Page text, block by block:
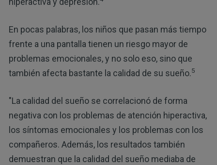
En pocas palabras, los niños que pasan más tiempo
frente a una pantalla tienen un riesgo mayor de
problemas emocionales, y no solo eso, sino que
también afecta bastante la calidad de su sueño.5
"La calidad del sueño se correlacionó de forma
negativa con los problemas de atención hiperactiva,
los síntomas emocionales y los problemas con los
compañeros. Además, los resultados también
demuestran que la calidad del sueño mediaba de